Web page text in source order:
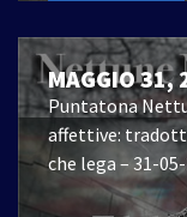
MAGGIO 31,
Puntatona
affettive:
che lega – 31-